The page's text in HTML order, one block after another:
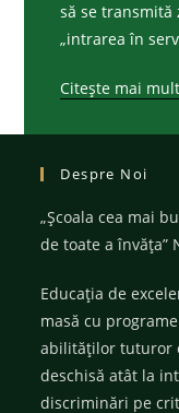
să se
„intrarea în
Citește mai mult
Despre Noi
„Şcoala cea mai
de toate a învăţa”
Educația de
masă cu
abilităților tuturor
deschisă atât la
discriminări pe